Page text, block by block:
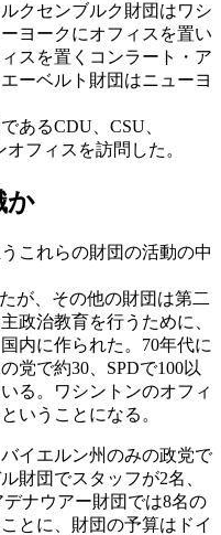
クセンブルク財団はワシ
ヨークにオフィスを置い
スを置くコンラート・ア
ーベルト財団はニューヨ
あるCDU、CSU、
フィスを訪問した。
か
これらの財団の活動の中
が、その他の財団は第二
政治教育を行うために、
内に作られた。70年代に
党で約30、SPDで100以
る。ワシントンのオフィ
いうことになる。
イエルン州のみの政党で
財団でスタッフが2名、
ナウアー財団では8名の
とに、財団の予算はドイ